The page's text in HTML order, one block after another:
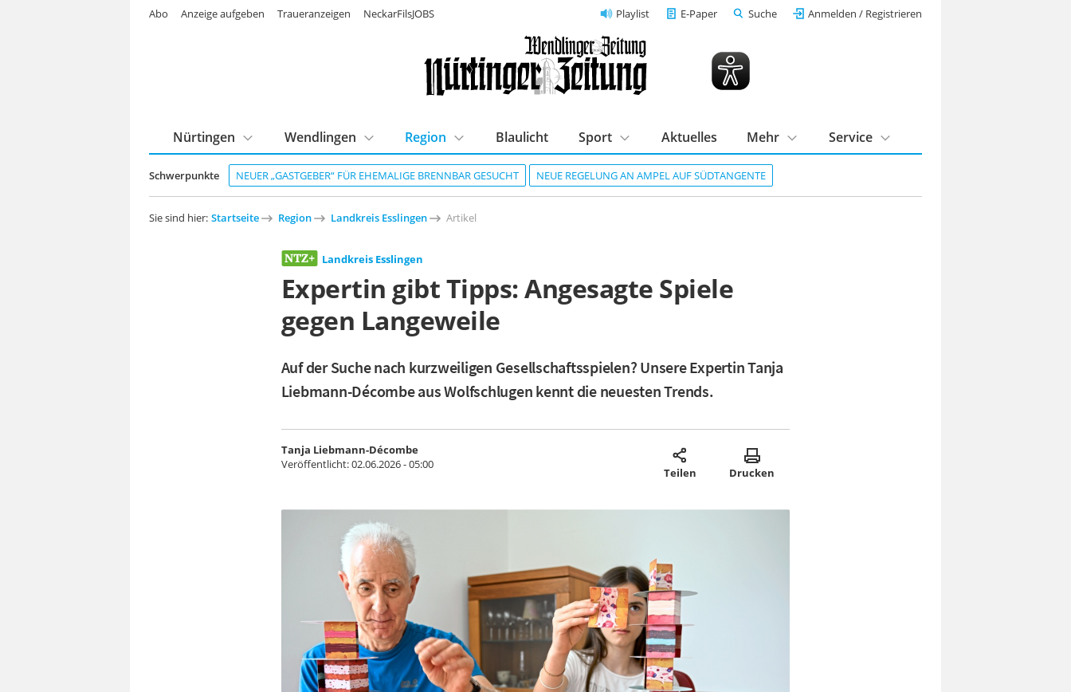
Playlist E-Paper Suche Anmelden / Registrieren
Schwerpunkte NEUER „GASTGEBER“ FÜR EHEMALIGE BRENNBAR GESUCHT NEUE REGELUNG AN AMPEL AUF SÜDTANGENTE
Nürtingen Wendlingen Region Blaulicht Sport Aktuelles Mehr Service
Abo Anzeige aufgeben Traueranzeigen NeckarFilsJOBS
Sie sind hier: Startseite Region Landkreis Esslingen Artikel
Landkreis Esslingen
Expertin gibt Tipps: Angesagte Spiele
gegen Langeweile
Auf der Suche nach kurzweiligen Gesellschaftsspielen? Unsere Expertin Tanja
Liebmann-Décombe aus Wolfschlugen kennt die neuesten Trends.
Tanja Liebmann-Décombe
Veröffentlicht:02.06.2026 - 05:00
Teilen Drucken